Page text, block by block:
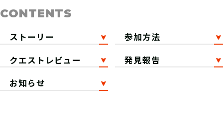
CONTENTS
ストーリー
参加方法
クエストレビュー
発見報告
お知らせ